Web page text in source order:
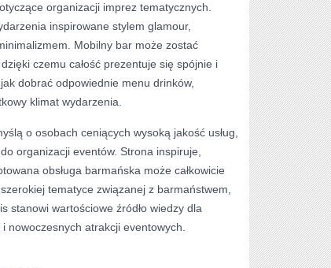
organizacji imprez tematycznych.
inspirowane stylem glamour,
Mobilny bar może zostać
czemu całość prezentuje się spójnie i
dobrać odpowiednie menu drinków,
klimat wydarzenia.
o osobach ceniących wysoką jakość usług,
organizacji eventów. Strona inspiruje,
obsługa barmańska może całkowicie
tematyce związanej z barmaństwem,
stanowi wartościowe źródło wiedzy dla
nowoczesnych atrakcji eventowych.